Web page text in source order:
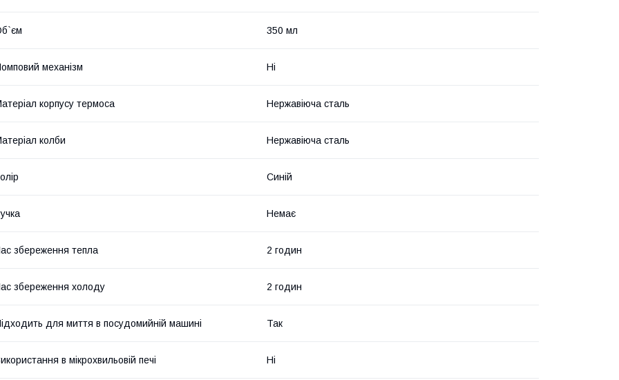
350 мл
механізм Ні
корпусу термоса Нержавіюча сталь
колби Нержавіюча сталь
Синій
Немає
збереження тепла 2 годин
збереження холоду 2 годин
для миття в посудомийній машині Так
в мікрохвильовій печі Ні